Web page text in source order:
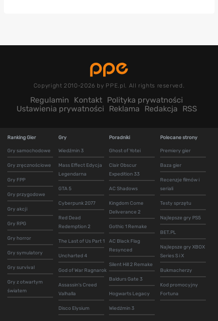
Copyright 2010-2026 by PPE.pl. All rights reserved.
Regulamin Kontakt Polityka prywatności
Ustawienia prywatności
Reklama Redakcja RSS
Ranking Gier
Gry samochodowe
Gry zręcznościowe
Gry FPP
Gry przygodowe
Gry akcji
Gry RPG
Gry horror
Gry symulatory
Gry survival
Gry z otwartym
światem
Gry
Wiedźmin 3
Mass Effect Edycja
Legendarna
GTA 5
Cyberpunk 2077
Red Dead
Redemption 2
The Last of Us Part 1
Uncharted 4
God of War Ragnarok
Assassin's Creed
Valhalla
Disco Elysium
Poradniki
Ghost of Yotei
Clair Obscur
Expedition 33
AC Shadows
Kingdom Come
Deliverance 2
Gothic 1 Remake
AC Black Flag
Resynced
Silent Hill 2 Remake
Baldurs Gate 3
Hogwarts Legacy
Wiedźmin 3
Polecane strony
Premiery gier
Baza gier
Recenzje filmów i
seriali
Testy sprzętu
Najlepsze gry PS5
BET.PL
Najlepsze gry XBOX
Series S i X
Bukmacherzy
Kod promocyjny
Fortuna